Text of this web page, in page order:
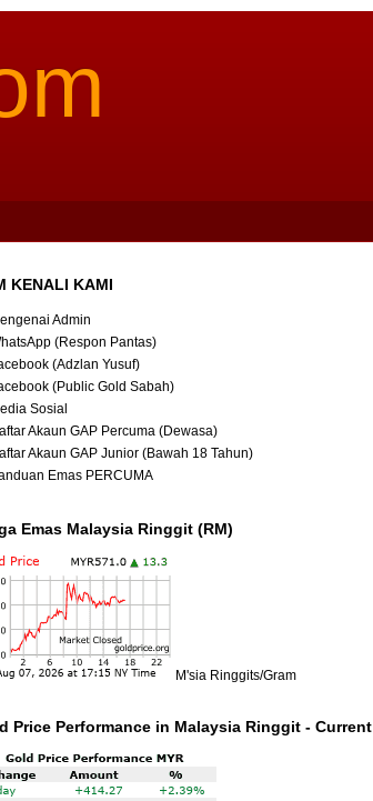
KENALI KAMI
Admin
(Respon Pantas)
(Adzlan Yusuf)
(Public Gold Sabah)
Sosial
Akaun GAP Percuma (Dewasa)
Akaun GAP Junior (Bawah 18 Tahun)
Emas PERCUMA
Emas Malaysia Ringgit (RM)
M'sia Ringgits/Gram
Price Performance in Malaysia Ringgit - Current